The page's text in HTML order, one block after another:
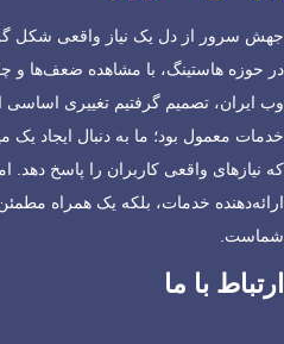
جهش سرور از دل یک نیاز واقعی شکل
در حوزه هاستینگ، با مشاهده ضعف‌ها و
وب ایران، تصمیم گرفتیم تغییری اساسی
خدمات معمول بود؛ ما به دنبال ایجاد یک
که نیازهای واقعی کاربران را پاسخ
ارائه‌دهنده خدمات، بلکه یک همراه
شماست.
ارتباط با ما